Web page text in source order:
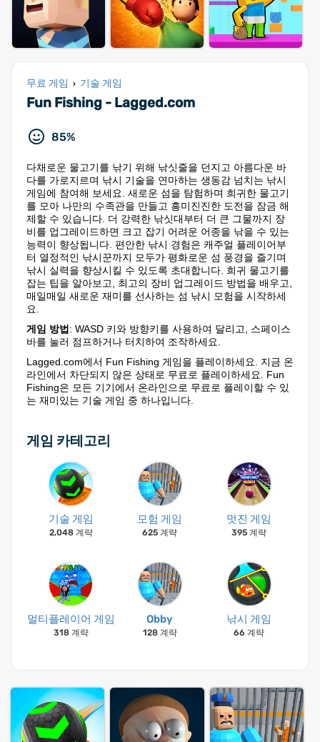
무료 게임 › 기술 게임
Fun Fishing - Lagged.com
85%
다채로운 물고기를 낚기 위해 낚싯줄을 던지고 아름다운 바
다를 가로지르며 낚시 기술을 연마하는 생동감 넘치는 낚시
게임에 참여해 보세요. 새로운 섬을 탐험하며 희귀한 물고기
를 모아 나만의 수족관을 만들고 흥미진진한 도전을 잠금 해
제할 수 있습니다. 더 강력한 낚싯대부터 더 큰 그물까지 장
비를 업그레이드하면 크고 잡기 어려운 어종을 낚을 수 있는
능력이 향상됩니다. 편안한 낚시 경험은 캐주얼 플레이어부
터 열정적인 낚시꾼까지 모두가 평화로운 섬 풍경을 즐기며
낚시 실력을 향상시킬 수 있도록 초대합니다. 희귀 물고기를
잡는 팁을 알아보고, 최고의 장비 업그레이드 방법을 배우고,
매일매일 새로운 재미를 선사하는 섬 낚시 모험을 시작하세
요.
게임 방법 : WASD 키와 방향키를 사용하여 달리고, 스페이스
바를 눌러 점프하거나 터치하여 조작하세요.
Lagged.com에서 Fun Fishing 게임을 플레이하세요. 지금 온
라인에서 차단되지 않은 상태로 무료로 플레이하세요. Fun
Fishing은 모든 기기에서 온라인으로 무료로 플레이할 수 있
는 재미있는 기술 게임 중 하나입니다.
게임 카테고리
기술 게임
2,048 계략
모험 게임
625 계략
멋진 게임
395 계략
멀티플레이어 게임
318 계략
Obby
128 계략
낚시 게임
66 계략